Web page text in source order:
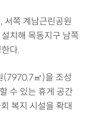
쪽 계남근린공원
치해 목동지구 남쪽
다.
(7970.7㎡)을 조성
수 있는 휴게 공간
복지 시설을 확대